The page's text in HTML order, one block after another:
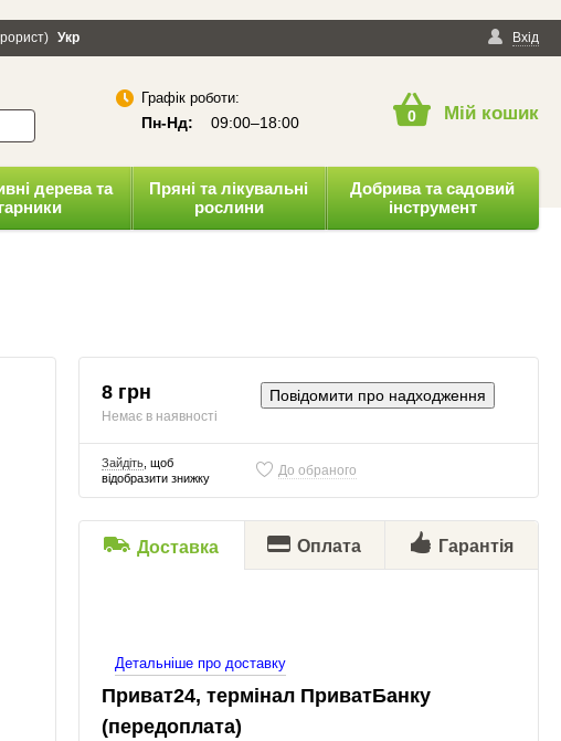
Вхід
Укр
Графік роботи:
Пн-Нд: 09:00–18:00 0 Мій кошик
дерева та
Пряні та лікувальні
рослини
Добрива та садовий
інструмент
8 грн
Немає в наявності
Повідомити про надходження
Зайдіть, щоб
відобразити знижку
До обраного
Доставка Оплата Гарантія
Детальніше про доставку
Приват24, термінал ПриватБанку
(передоплата)